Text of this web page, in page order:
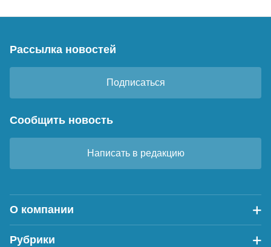
Рассылка новостей
Подписаться
Сообщить новость
Написать в редакцию
О компании
Рубрики